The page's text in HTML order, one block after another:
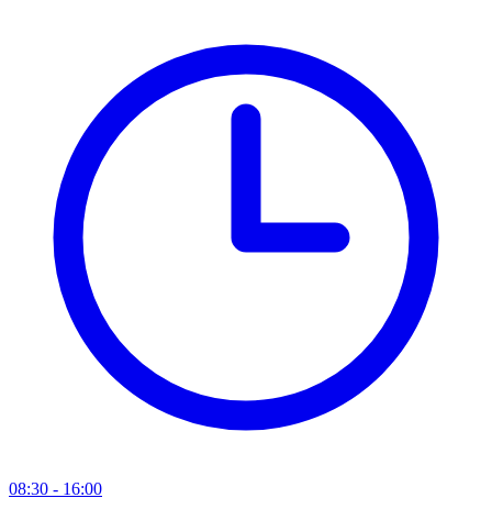
08:30 - 16:00